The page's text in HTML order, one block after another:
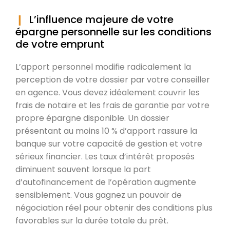
L’influence majeure de votre
épargne personnelle sur les conditions
de votre emprunt
L’apport personnel modifie radicalement la
perception de votre dossier par votre conseiller
en agence. Vous devez idéalement couvrir les
frais de notaire et les frais de garantie par votre
propre épargne disponible. Un dossier
présentant au moins 10 % d’apport rassure la
banque sur votre capacité de gestion et votre
sérieux financier. Les taux d’intérêt proposés
diminuent souvent lorsque la part
d’autofinancement de l’opération augmente
sensiblement. Vous gagnez un pouvoir de
négociation réel pour obtenir des conditions plus
favorables sur la durée totale du prêt.